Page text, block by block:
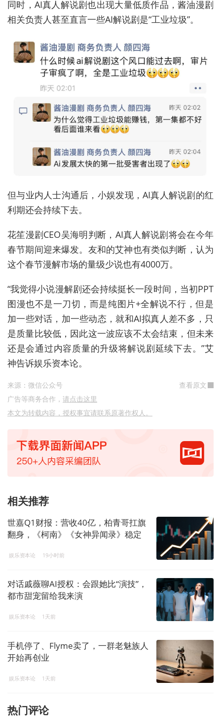
同时，AI真人解说剧也出现大量低质作品，酱油漫剧
相关负责人甚至直言一些AI解说剧是“工业垃圾”。
但与业内人士沟通后，小娱发现，AI真人解说剧的红
利期还会持续下去。
花笙漫剧CEO吴海明判断，AI真人解说剧将会在今年
春节期间迎来爆发。友和的艾神也有类似判断，认为
这个春节漫解市场的量级少说也有4000万。
“我觉得小说漫解剧还会持续挺长一段时间，当初PPT
图漫也不是一刀切，而是纯图片+全解说不行，但是
加一些对话，加一些动态，就和AI拟真人差不多，只
是质量比较低，因此这一波应该不太会结束，但未来
还是会通过内容质量的升级将解说剧延续下去。”艾
神告诉娱乐资本论。
来源：微信公众号
查看原文
广告等商务合作， 请点击这里
本文为转载内容，授权事宜请联系原著作权人。
相关推荐
世嘉Q1财报：营收40亿，柏青哥扛旗
翻身，《柯南》《女神异闻录》稳定
娱乐资本论 19小时前
对话戚薇聊AI授权：会跟她比“演技”，
都市甜宠留给我来演
娱乐资本论 1天前
手机停了、Flyme卖了，一群老魅族人
开始再创业
娱乐资本论 1天前
热门评论